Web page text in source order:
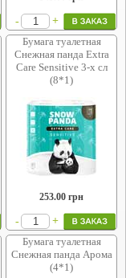
-
+
Бумага туалетная
Снежная панда Extra
Care Sensitive 3-х сл
(8*1)
253.00 грн
-
+
Бумага туалетная
Снежная панда Арома
(4*1)